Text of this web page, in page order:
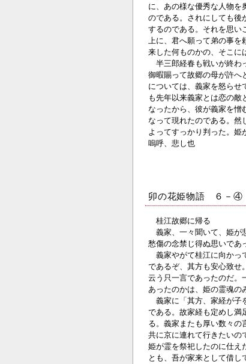
に、あの様な優秀な人物を
のである。されにしても後
するのである。それを思い
上に、君へ願って弟の事を
来した何ものかの、そこに
半三郎経春も戦いが終わ
御暇賜って故郷の母が許へ
については、義家を怒らせ
も先年以来義家とは恋の敵
なったから、彼が義家を憎
なって現れたのである。然
よってすっかり判った。姫
嗚呼、悲し也
卯の花姫物語 ６－④
桂江故郷に帰る
義家、一々聞いて、姫が
愁傷の念禁じ得ぬ思いであ
義家やがて桂江に向かっ
であるぞ、其方も安心致せ
云う只一言であったのだ。
あったのかは、姫の霊魂の
義家に「其方、家経が子
である。故家経も定めし満
る。義家またも厚い数々の
共に京に連れて行きたいの
姫が霊を祭祀したのに仕え
とも、吾が家来として借